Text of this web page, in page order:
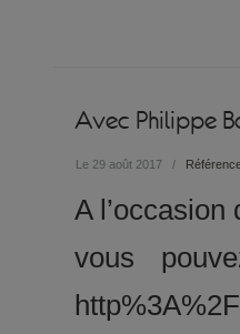
Avec Philippe
Le 29 août 2017 /
A l’occasion
vous